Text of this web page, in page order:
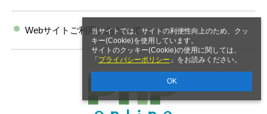
当サイトでは、サイトの利便性向上のため、クッ
キー(Cookie)を使用しています。
サイトのクッキー(Cookie)の使用に関しては、
「 プライバシーポリシー 」をお読みください。
OK
Webサイトご利用にあたって